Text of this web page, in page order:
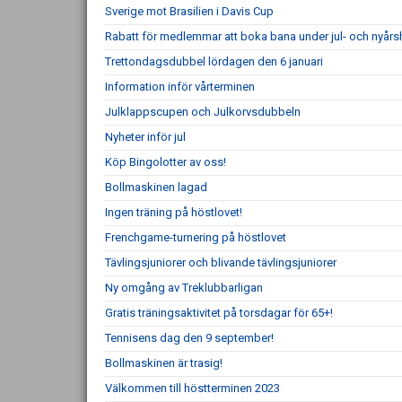
Sverige mot Brasilien i Davis Cup
Rabatt för medlemmar att boka bana under jul- och
Trettondagsdubbel lördagen den 6 januari
Information inför vårterminen
Julklappscupen och Julkorvsdubbeln
Nyheter inför jul
Köp Bingolotter av oss!
Bollmaskinen lagad
Ingen träning på höstlovet!
Frenchgame-turnering på höstlovet
Tävlingsjuniorer och blivande tävlingsjuniorer
Ny omgång av Treklubbarligan
Gratis träningsaktivitet på torsdagar för 65+!
Tennisens dag den 9 september!
Bollmaskinen är trasig!
Välkommen till höstterminen 2023